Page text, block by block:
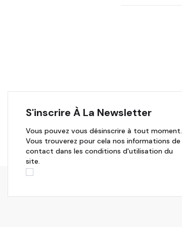
S'inscrire À La Newsletter
Vous pouvez vous désinscrire à tout moment.
Vous trouverez pour cela nos informations de
contact dans les conditions d'utilisation du
site.